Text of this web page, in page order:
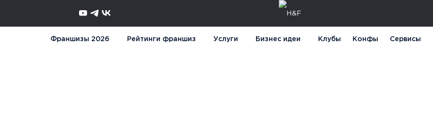
Франшизы 2026 Рейтинги франшиз Услуги Бизнес идеи Клубы Конфы Сервисы